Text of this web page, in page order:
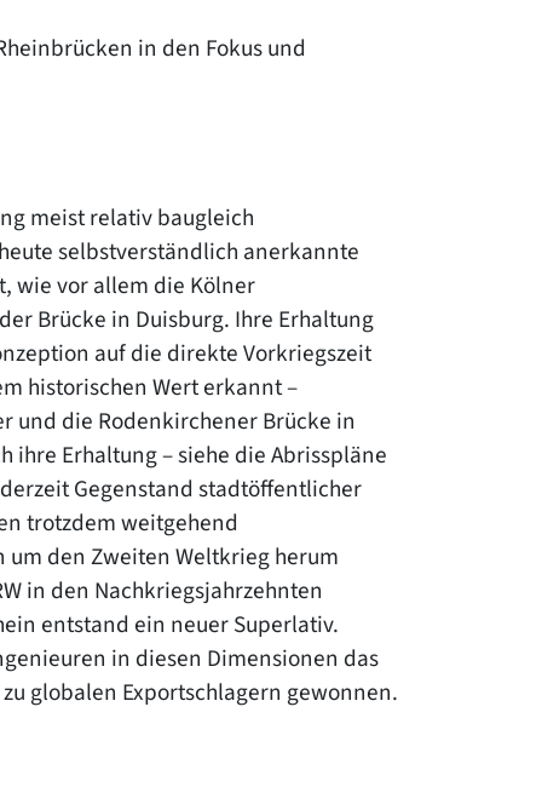
in den Fokus und
meist relativ baugleich
selbstverständlich anerkannte
wie vor allem die Kölner
Brücke in Duisburg. Ihre Erhaltung
auf die direkte Vorkriegszeit
historischen Wert erkannt –
und die Rodenkirchener Brücke in
ihre Erhaltung – siehe die Abrisspläne
Gegenstand stadtöffentlicher
trotzdem weitgehend
den Zweiten Weltkrieg herum
in den Nachkriegsjahrzehnten
entstand ein neuer Superlativ.
in diesen Dimensionen das
globalen Exportschlagern gewonnen.